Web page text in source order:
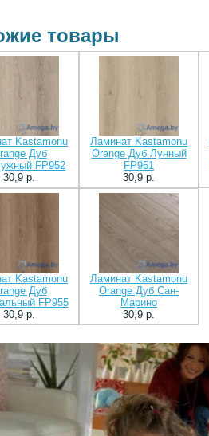
товары
Kastamonu
Дуб
FP952
30,9 p.
Ламинат Kastamonu
Orange Дуб Лунный
FP951
30,9 p.
Kastamonu
Дуб
FP955
30,9 p.
Ламинат Kastamonu
Orange Дуб Сан-
Марино
30,9 p.